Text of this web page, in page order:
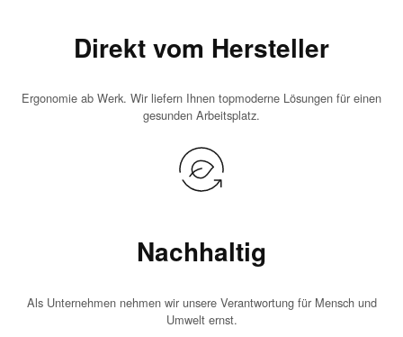
Direkt vom Hersteller
Ergonomie ab Werk. Wir liefern Ihnen topmoderne Lösungen für einen
gesunden Arbeitsplatz.
Nachhaltig
Als Unternehmen nehmen wir unsere Verantwortung für Mensch und
Umwelt ernst.